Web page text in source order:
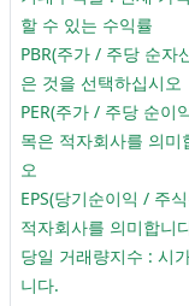
할 수 있는 수익률
PBR(주가 / 주당 순자
은 것을 선택하십시오
PER(주가 / 주당 순이
목은 적자회사를 의
오
EPS(당기순이익 / 주
적자회사를 의미합니
당일 거래량지수 : 시
니다.